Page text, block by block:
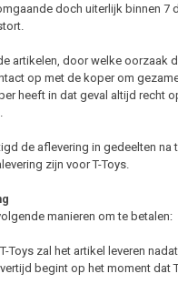
doch uiterlijk binnen 7
artikelen, door welke oorzaak
op met de koper om
heeft in dat geval altijd recht
de aflevering in gedeelten na
zijn voor T-Toys.
manieren om te betalen:
Toys zal het artikel leveren
begint op het moment dat